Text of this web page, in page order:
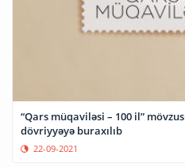
“Qars müqaviləsi – 100 il”
dövriyyəyə buraxılıb
22-09-2021